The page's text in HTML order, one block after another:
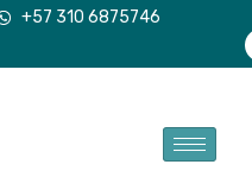
+57 310 6875746